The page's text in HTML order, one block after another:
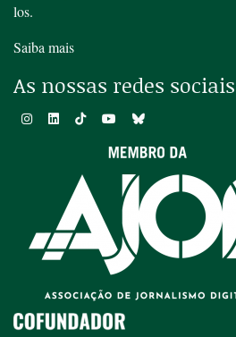
los.
Saiba mais
As nossas redes sociais